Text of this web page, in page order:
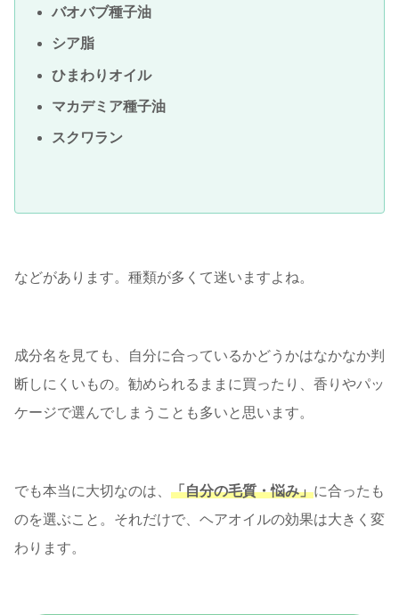
バオバブ種子油
シア脂
ひまわりオイル
マカデミア種子油
スクワラン
などがあります。種類が多くて迷いますよね。
成分名を見ても、自分に合っているかどうかはなかなか判
断しにくいもの。勧められるままに買ったり、香りやパッ
ケージで選んでしまうことも多いと思います。
でも本当に大切なのは、 「自分の毛質・悩み」に合ったも
のを選ぶこと。それだけで、ヘアオイルの効果は大きく変
わります。